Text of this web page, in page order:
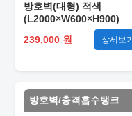
방호벽(대형) 적색
(L2000×W600×H900)
239,000 원
상세보기
방호벽/충격흡수탱크